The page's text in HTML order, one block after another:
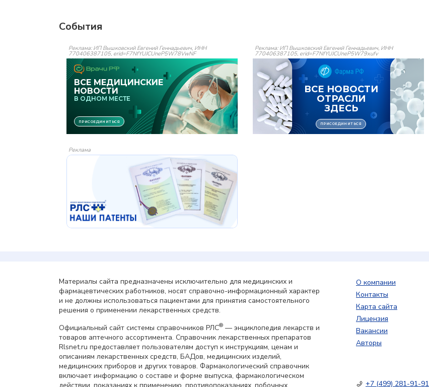
События
Реклама: ИП Вышковский Евгений Геннадьевич, ИНН
770406387105, erid=F7NfYUJCUneP5W78VwNF
Реклама: ИП Вышковский Евгений Геннадьевич, ИНН
770406387105, erid=F7NfYUJCUneP5W79xufv
Реклама
Материалы сайта предназначены исключительно для медицинских и
фармацевтических работников, носят справочно-информационный характер
и не должны использоваться пациентами для принятия самостоятельного
решения о применении лекарственных средств.
Официальный сайт системы справочников РЛС® — энциклопедия лекарств и
товаров аптечного ассортимента. Справочник лекарственных препаратов
Rlsnet.ru предоставляет пользователям доступ к инструкциям, ценам и
описаниям лекарственных средств, БАДов, медицинских изделий,
медицинских приборов и других товаров. Фармакологический справочник
включает информацию о составе и форме выпуска, фармакологическом
О компании
Контакты
Карта сайта
Лицензия
Вакансии
Авторы
+7 (499) 281-91-91